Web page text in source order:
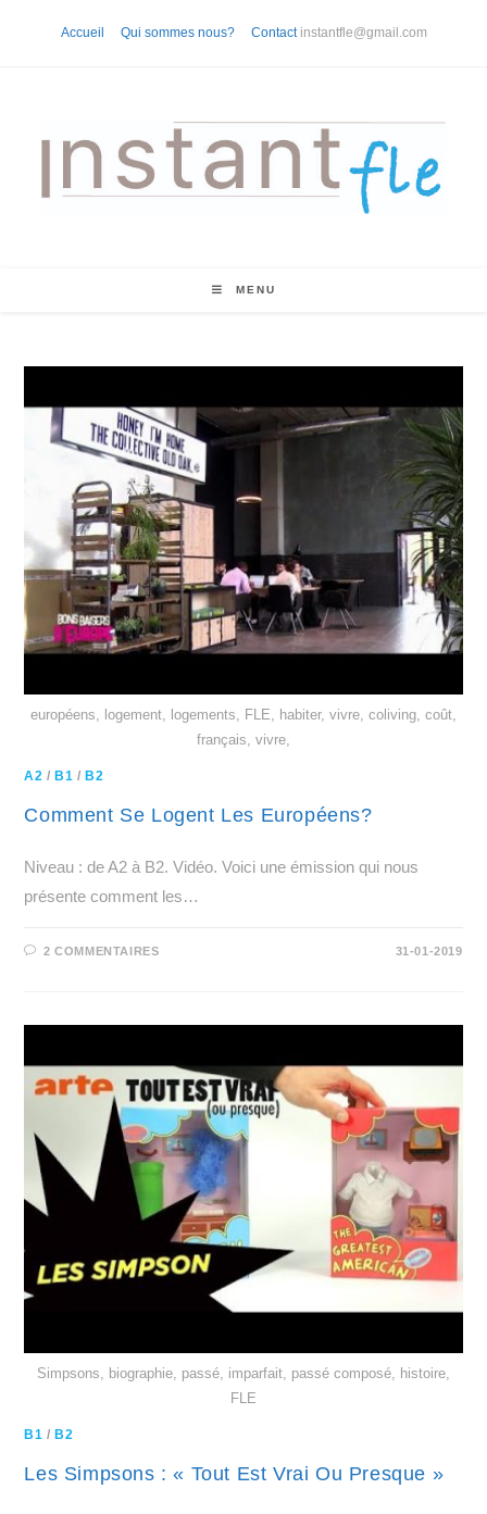
Accueil Qui sommes nous? Contact instantfle@gmail.com
MENU
européens, logement, logements, FLE, habiter, vivre, coliving, coût,
français, vivre,
A2 /B1 /B2
Comment Se Logent Les Européens?
Niveau : de A2 à B2. Vidéo. Voici une émission qui nous
présente comment les…
2 COMMENTAIRES 31-01-2019
Simpsons, biographie, passé, imparfait, passé composé, histoire,
FLE
B1 /B2
Les Simpsons : « Tout Est Vrai Ou Presque »